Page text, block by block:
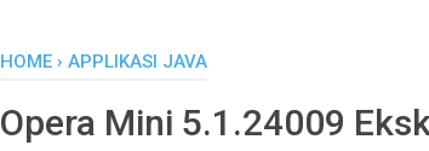
HOME › APPLIKASI JAVA
Opera Mini 5.1.24009